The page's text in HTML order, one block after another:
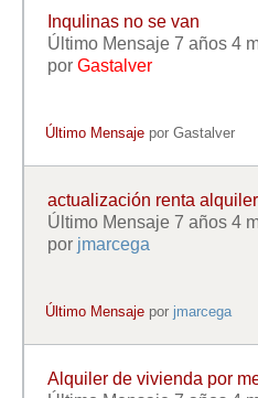
Inqulinas no se van
Último Mensaje 7 años 4
por Gastalver
Último Mensaje porGastalver
actualización renta
Último Mensaje 7 años 4
por jmarcega
Último Mensaje por jmarcega
Alquiler de vivienda por